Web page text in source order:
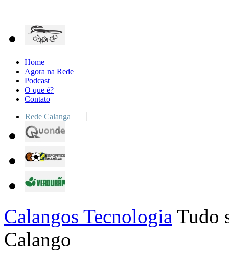
Home
Agora na Rede
Podcast
O que é?
Contato
Rede Calanga
Calangos Tecnologia Tudo
Calango